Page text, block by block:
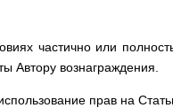
частично или
Автору вознаграждения.
прав на